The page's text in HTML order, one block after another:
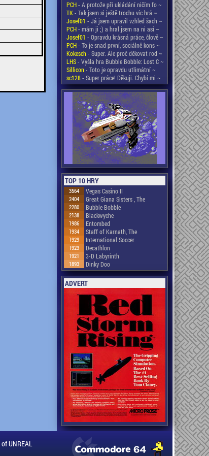
PCH- A protože při ukládání ničím fo ~
TK- Tak jsem si ještě trochu víc hrá ~
Josef01 - Já jsem upravil vzhled šach ~
PCH- mám ji ;) a hral jsem na ni asi ~
Josef01 - Opravdu krásná práce, člově ~
PCH- To je snad první, sociálně kons ~
Kokesch- Super. Ale proč děkovat rod ~
LHS- Vyšla hra Bubble Bobble: Lost C ~
Sillicon- Toto je opravdu utlimátní ~
sc128- Super práce! Děkuji. Chybí mi ~
TOP 10 HRY
3564 Vegas Casino II
2404 Great Giana Sisters , The
2280 Bubble Bobble
2138 Blackwyche
1986 Entombed
1934 Staff of Karnath, The
1929 International Soccer
1923 Decathlon
1921 3-D Labyrinth
1893 Dinky Doo
ADVERT
UNREAL